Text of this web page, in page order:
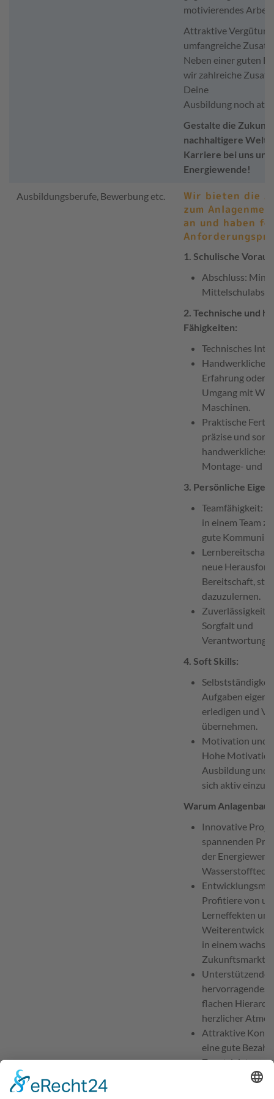
motivierendes
Attraktive
umfangreiche
Neben einer guten
wir zahlreiche
Deine
Ausbildung noch
Gestalte die
nachhaltigere Welt!
Karriere bei uns
Energiewende!
Ausbildungsberufe, Bewerbung etc.
Wir bieten die
zum
an und haben
1. Schulische
Abschluss:
2. Technische und
Fähigkeiten:
Technisches
Handwerkliches
Erfahrung oder
Umgang mit
Maschinen.
Praktische
präzise und
handwerkliches
Montage- und
3. Persönliche
Teamfähigkeit:
in einem Team
gute
neue
Bereitschaft,
dazuzulernen.
Zuverlässigkeit:
Sorgfalt und
4. Soft Skills:
Aufgaben
erledigen und
übernehmen.
Motivation und
Hohe
Ausbildung und
sich aktiv
Warum Anlagenbau
Innovative
spannenden
der
Profitiere von
Lerneffekten und
in einem
Zukunftsmarkt.
Unterstützendes
hervorragendes
flachen
herzlicher
Attraktive
eine gute
Bist Du bereit,